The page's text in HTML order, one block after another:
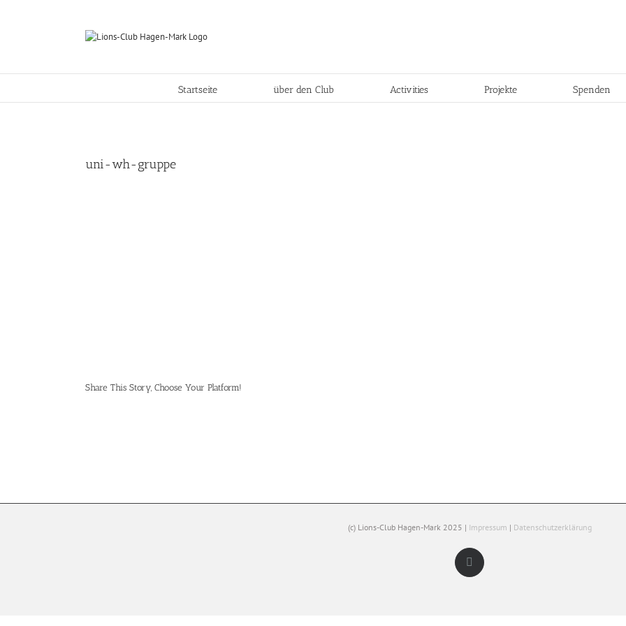
Startseite über den Club Activities Projekte Spenden
uni-wh-gruppe
Share This Story, Choose Your Platform!
(c) Lions-Club Hagen-Mark 2025 | Impressum | Datenschutzerklärung
Facebook